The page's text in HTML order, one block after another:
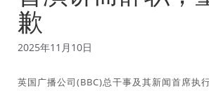
歉
2025年11月10日
英国广播公司(BBC)总干事及其新闻首席执